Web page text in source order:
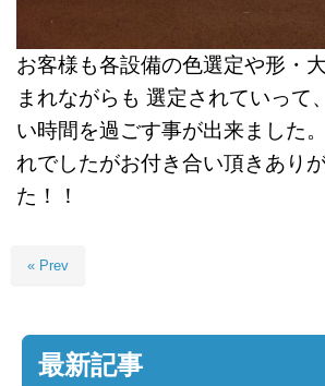
お客様も各設備の色選定や形・
まれながらも 選定されていって
い時間を過ごす事が出来ました。
れでしたがお付き合い頂きあり
た！！
« Prev
最新記事